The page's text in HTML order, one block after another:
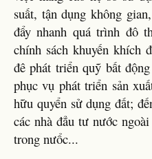
suất, tận dụng không
đẩy nhanh quá trình đô
chính sách khuyến khích
đê phát triển quỹ bất
phục vụ phát triển sản
hữu quyển sử dụng đất;
các nhà đẳu tư nước
trong nưổc...